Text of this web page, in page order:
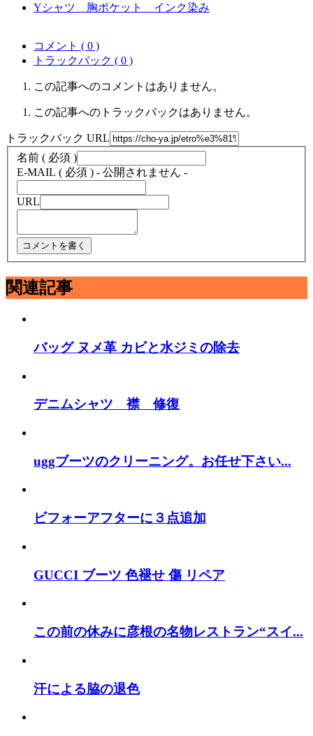
Yシャツ 胸ポケット インク染み
コメント ( 0 )
トラックバック ( 0 )
この記事へのコメントはありません。
この記事へのトラックバックはありません。
トラックバック URL
名前 ( 必須 )
E-MAIL ( 必須 ) - 公開されません -
URL
関連記事
バッグ ヌメ革 カビと水ジミの除去
デニムシャツ 襟 修復
uggブーツのクリーニング。お任せ下さい...
ビフォーアフターに３点追加
GUCCI ブーツ 色褪せ 傷 リペア
この前の休みに彦根の名物レストラン“スイ...
汗による脇の退色